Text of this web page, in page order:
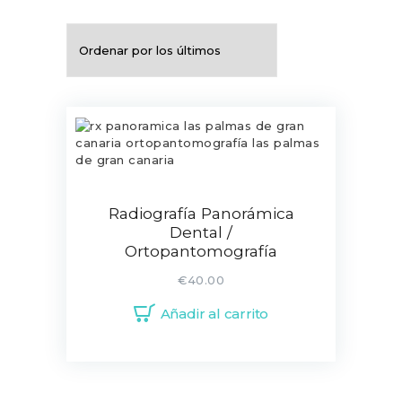
Radiografía Panorámica
Dental /
Ortopantomografía
€40.00
Añadir al carrito